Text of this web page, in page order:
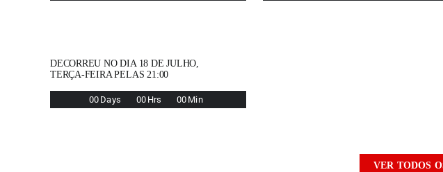
DECORREU NO DIA 18 DE JULHO,
TERÇA-FEIRA PELAS 21:00
00 Days 00 Hrs 00 Min
VER TODOS